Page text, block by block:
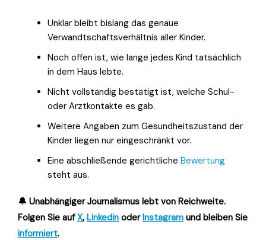
Unklar bleibt bislang das genaue
Verwandtschaftsverhältnis aller Kinder.
Noch offen ist, wie lange jedes Kind tatsächlich
in dem Haus lebte.
Nicht vollständig bestätigt ist, welche Schul-
oder Arztkontakte es gab.
Weitere Angaben zum Gesundheitszustand der
Kinder liegen nur eingeschränkt vor.
Eine abschließende gerichtliche Bewertung
steht aus.
🔔 Unabhängiger Journalismus lebt von Reichweite.
Folgen Sie aufX, Linkedin oderInstagram und bleiben Sie
informiert.